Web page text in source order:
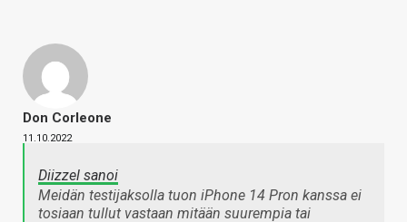
Don Corleone
11.10.2022
Diizzel sanoi
Meidän testijaksolla tuon iPhone 14 Pron kanssa ei
tosiaan tullut vastaan mitään suurempia tai